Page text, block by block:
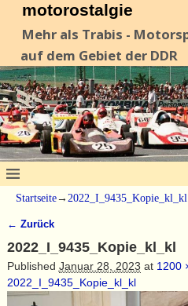
motorostalgie
Mehr als Trabis -
auf dem Gebiet der DDR
Startseite→ 2022_I_9435_Kopie_kl_kl
Bilder-Navigation
← Zurück
2022_I_9435_Kopie_kl_kl
Published Januar 28, 2023 at 1200
2022_I_9435_Kopie_kl_kl